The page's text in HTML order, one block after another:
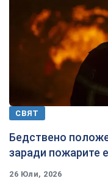
СВЯТ
Бедствено
заради пожарите
26 Юли, 2026